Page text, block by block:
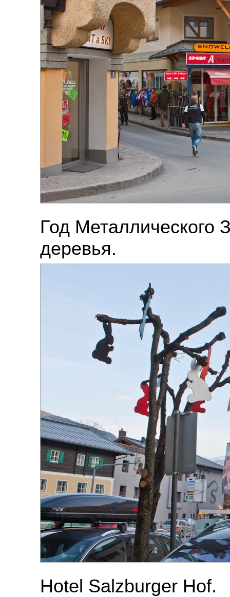
Год Металлического
деревья.
Hotel Salzburger Hof.